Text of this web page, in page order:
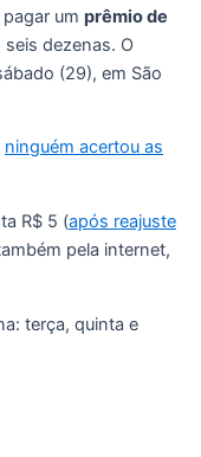
um prêmio de
dezenas. O
(29), em São
ninguém acertou as
R$ 5 (após reajuste
pela internet,
terça, quinta e